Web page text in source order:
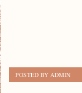
POSTED BY ADMIN